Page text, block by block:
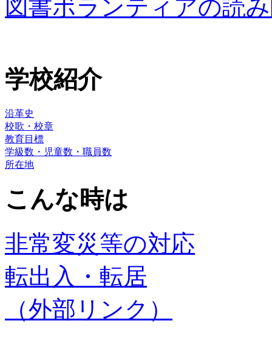
図書ボランティアの読
学校紹介
沿革史
校歌・校章
教育目標
学級数・児童数・職員数
所在地
こんな時は
非常変災等の対応
転出入・転居
（外部リンク）